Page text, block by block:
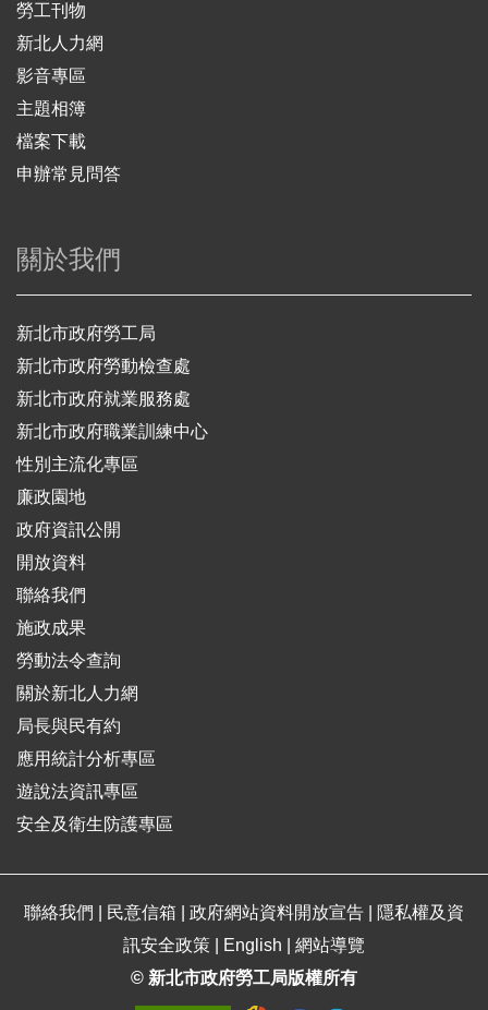
勞工刊物
新北人力網
影音專區
主題相簿
檔案下載
申辦常見問答
關於我們
新北市政府勞工局
新北市政府勞動檢查處
新北市政府就業服務處
新北市政府職業訓練中心
性別主流化專區
廉政園地
政府資訊公開
開放資料
聯絡我們
施政成果
勞動法令查詢
關於新北人力網
局長與民有約
應用統計分析專區
遊說法資訊專區
安全及衛生防護專區
聯絡我們 民意信箱 政府網站資料開放宣告
隱私權及資
訊安全政策
English
網站導覽
© 新北市政府勞工局版權所有